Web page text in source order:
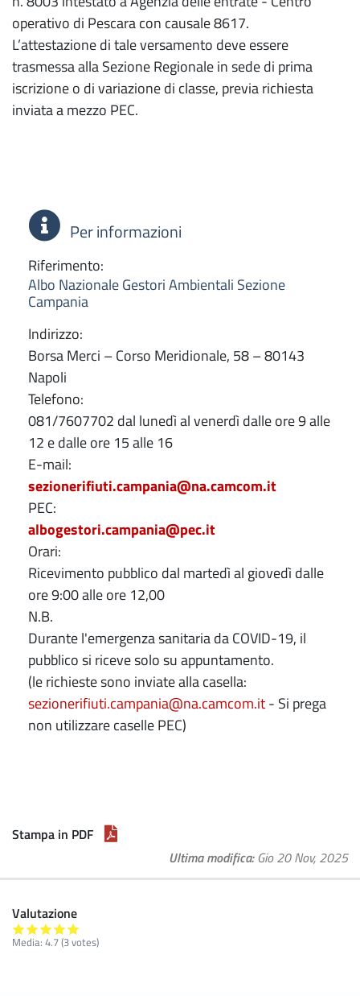
operativo di Pescara con causale 8617.
L’attestazione di tale versamento deve essere
trasmessa alla Sezione Regionale in sede di prima
iscrizione o di variazione di classe, previa richiesta
inviata a mezzo PEC.
Per informazioni
Riferimento:
Albo Nazionale Gestori Ambientali Sezione
Campania
Indirizzo:
Borsa Merci – Corso Meridionale, 58 – 80143
Napoli
Telefono:
081/7607702 dal lunedì al venerdì dalle ore 9 alle
12 e dalle ore 15 alle 16
E-mail:
sezionerifiuti.campania@na.camcom.it
PEC:
albogestori.campania@pec.it
Orari:
Ricevimento pubblico dal martedì al giovedì dalle
ore 9:00 alle ore 12,00
N.B.
Durante l'emergenza sanitaria da COVID-19, il
pubblico si riceve solo su appuntamento.
(le richieste sono inviate alla casella:
sezionerifiuti.campania@na.camcom.it- Si prega
non utilizzare caselle PEC)
Stampa in PDF
Ultima modifica Gio 20 Nov, 2025
Valutazione
Media: 4.7(3votes)